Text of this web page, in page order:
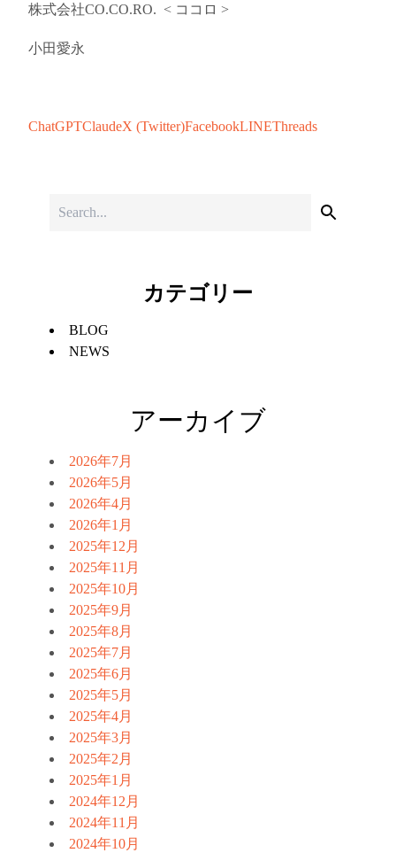
株式会社CO.CO.RO. < ココロ >
小田愛永
ChatGPTClaudeX (Twitter)FacebookLINEThreads
カテゴリー
BLOG
NEWS
アーカイブ
2026年7月
2026年5月
2026年4月
2026年1月
2025年12月
2025年11月
2025年10月
2025年9月
2025年8月
2025年7月
2025年6月
2025年5月
2025年4月
2025年3月
2025年2月
2025年1月
2024年12月
2024年11月
2024年10月